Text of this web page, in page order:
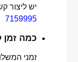
יש ליצור
7159995
כמה זמן
זמני